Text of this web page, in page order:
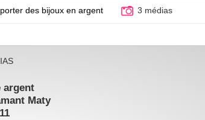
des bijoux en argent 3 médias
argent
Maty